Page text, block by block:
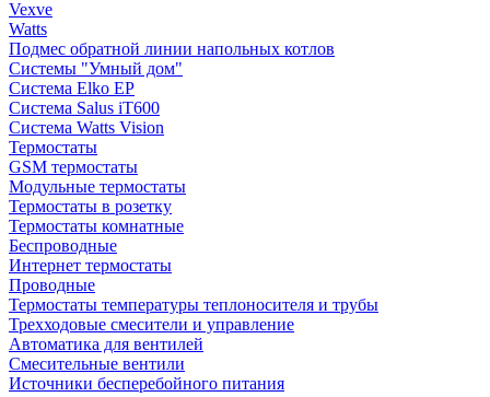
Vexve
Watts
Подмес обратной линии напольных котлов
Системы "Умный дом"
Система Elko EP
Система Salus iT600
Система Watts Vision
Термостаты
GSM термостаты
Модульные термостаты
Термостаты в розетку
Термостаты комнатные
Беспроводные
Интернет термостаты
Проводные
Термостаты температуры теплоносителя и трубы
Трехходовые смесители и управление
Автоматика для вентилей
Смесительные вентили
Источники бесперебойного питания